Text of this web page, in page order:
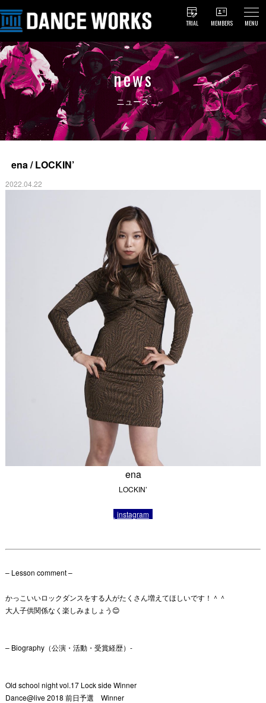
TRIAL MEMBERS MENU
news
ニュース
ena / LOCKIN’
2022.04.22
ena
LOCKIN’
instagram
– Lesson comment –
かっこいいロックダンスをする人がたくさん増えてほしいです！＾＾
大人子供関係なく楽しみましょう😊
– Biography（公演・活動・受賞経歴）-
Old school night vol.17 Lock side Winner
Dance@live 2018 前日予選 Winner